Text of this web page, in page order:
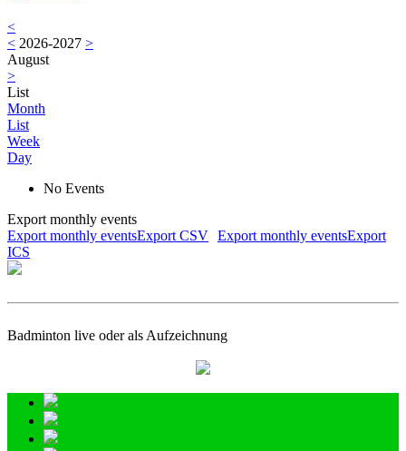
<
< 2026-2027 >
August
>
List
Month
List
Week
Day
No Events
Export monthly events
Export monthly eventsExport CSV Export monthly eventsExport
ICS
Badminton live oder als Aufzeichnung